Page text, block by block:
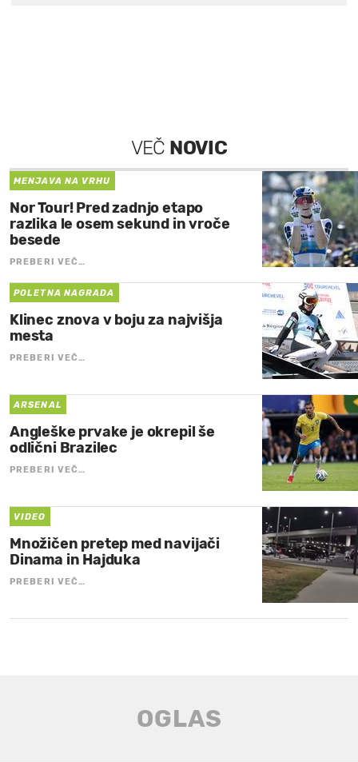
VEČ NOVIC
MENJAVA NA VRHU
Nor Tour! Pred zadnjo etapo
razlika le osem sekund in vroče
besede
PREBERI VEČ…
POLETNA NAGRADA
Klinec znova v boju za najvišja
mesta
PREBERI VEČ…
ARSENAL
Angleške prvake je okrepil še
odlični Brazilec
PREBERI VEČ…
VIDEO
Množičen pretep med navijači
Dinama in Hajduka
PREBERI VEČ…